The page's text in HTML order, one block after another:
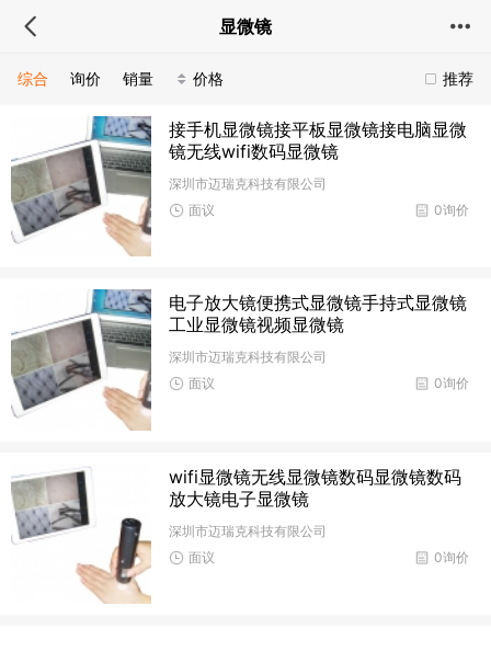
显微镜
推荐
综合 询价 销量 价格
接手机显微镜接平板显微镜接电脑显微
镜无线wifi数码显微镜
深圳市迈瑞克科技有限公司
0询价
面议
电子放大镜便携式显微镜手持式显微镜
工业显微镜视频显微镜
深圳市迈瑞克科技有限公司
0询价
面议
wifi显微镜无线显微镜数码显微镜数码
放大镜电子显微镜
深圳市迈瑞克科技有限公司
0询价
面议